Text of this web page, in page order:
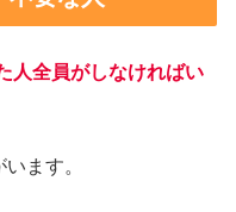
人全員がしなければい
います。